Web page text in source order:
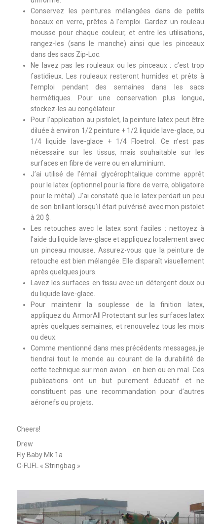
Conservez les peintures mélangées dans de petits
bocaux en verre, prêtes à l’emploi. Gardez un rouleau
mousse pour chaque couleur, et entre les utilisations,
rangez-les (sans le manche) ainsi que les pinceaux
dans des sacs Zip-Loc.
Ne lavez pas les rouleaux ou les pinceaux : c’est trop
fastidieux. Les rouleaux resteront humides et prêts à
l’emploi pendant des semaines dans les sacs
hermétiques. Pour une conservation plus longue,
stockez-les au congélateur.
Pour l’application au pistolet, la peinture latex peut être
diluée à environ 1/2 peinture + 1/2 liquide lave-glace, ou
1/4 liquide lave-glace + 1/4 Floetrol. Ce n’est pas
nécessaire sur les tissus, mais souhaitable sur les
surfaces en fibre de verre ou en aluminium.
J’ai utilisé de l’émail glycérophtalique comme apprêt
pour le latex (optionnel pour la fibre de verre, obligatoire
pour le métal). J’ai constaté que le latex perdait un peu
de son brillant lorsqu’il était pulvérisé avec mon pistolet
à 20 $.
Les retouches avec le latex sont faciles : nettoyez à
l’aide du liquide lave-glace et appliquez localement avec
un pinceau mousse. Assurez-vous que la peinture de
retouche est bien mélangée. Elle disparaît visuellement
après quelques jours.
Lavez les surfaces en tissu avec un détergent doux ou
du liquide lave-glace.
Pour maintenir la souplesse de la finition latex,
appliquez du ArmorAll Protectant sur les surfaces latex
après quelques semaines, et renouvelez tous les mois
ou deux.
Comme mentionné dans mes précédents messages, je
tiendrai tout le monde au courant de la durabilité de
cette technique sur mon avion… en bien ou en mal. Ces
publications ont un but purement éducatif et ne
constituent pas une recommandation pour d’autres
aéronefs ou projets.
Cheers!
Drew
Fly Baby Mk 1a
C-FUFL « Stringbag »